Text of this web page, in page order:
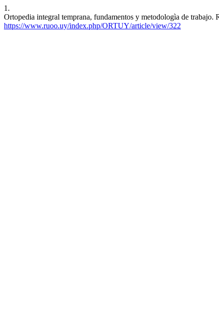
1.
Ortopedia integral temprana, fundamentos y metodologìa de
https://www.ruoo.uy/index.php/ORTUY/article/view/322